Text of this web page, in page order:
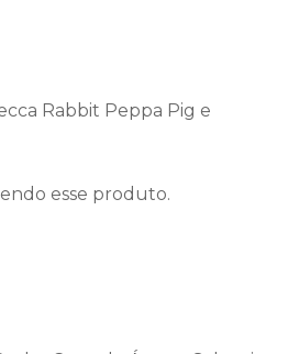
Rabbit Peppa Pig e
esse produto.